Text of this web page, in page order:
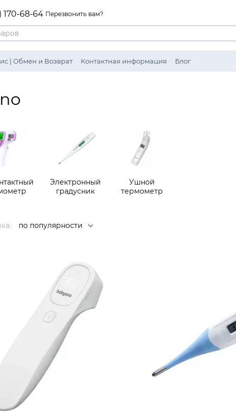
170-68-64 Перезвонить вам?
| Обмен и Возврат Контактная информация
Блог
Электронный
градусник
Ушной
термометр
по популярности